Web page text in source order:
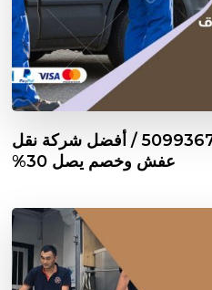
نقل اثاث في بنيد القار / 50993677 / أفضل شركة نقل
عفش وخصم يصل 30%